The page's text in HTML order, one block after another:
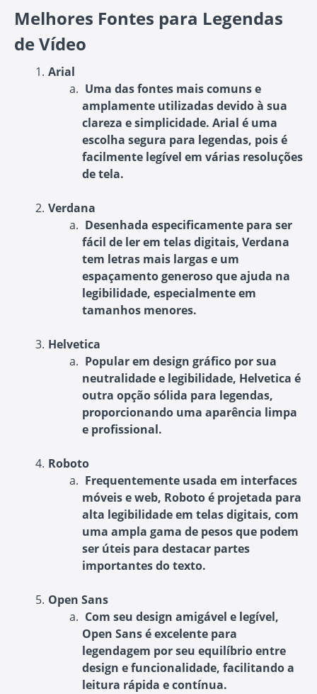
Melhores Fontes para Legendas
de Vídeo
Arial
Uma das fontes mais comuns e
amplamente utilizadas devido à sua
clareza e simplicidade. Arial é uma
escolha segura para legendas, pois é
facilmente legível em várias resoluções
de tela.
Verdana
Desenhada especificamente para ser
fácil de ler em telas digitais, Verdana
tem letras mais largas e um
espaçamento generoso que ajuda na
legibilidade, especialmente em
tamanhos menores.
Helvetica
Popular em design gráfico por sua
neutralidade e legibilidade, Helvetica é
outra opção sólida para legendas,
proporcionando uma aparência limpa
e profissional.
Roboto
Frequentemente usada em interfaces
móveis e web, Roboto é projetada para
alta legibilidade em telas digitais, com
uma ampla gama de pesos que podem
ser úteis para destacar partes
importantes do texto.
Open Sans
Com seu design amigável e legível,
Open Sans é excelente para
legendagem por seu equilíbrio entre
design e funcionalidade, facilitando a
leitura rápida e contínua.